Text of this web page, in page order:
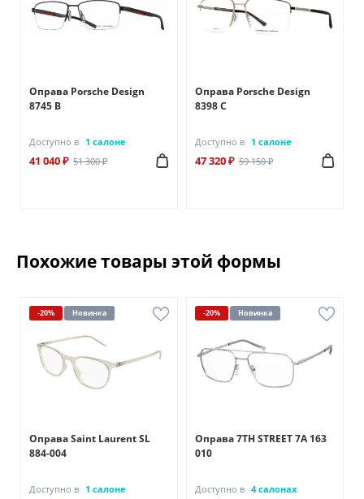
Оправа Porsche Design
8745 В
Доступно в 1 салоне
41 040 ₽ 51 300 ₽
Оправа Porsche Design
8398 С
Доступно в 1 салоне
47 320 ₽ 59 150 ₽
Похожие товары этой формы
-20% Новинка
Оправа Saint Laurent SL
884-004
Доступно в 1 салоне
-20% Новинка
Оправа 7TH STREET 7A 163
010
Доступно в 4 салонах